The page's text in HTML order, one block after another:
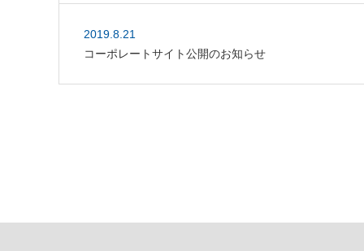
2019.8.21
コーポレートサイト公開のお知らせ